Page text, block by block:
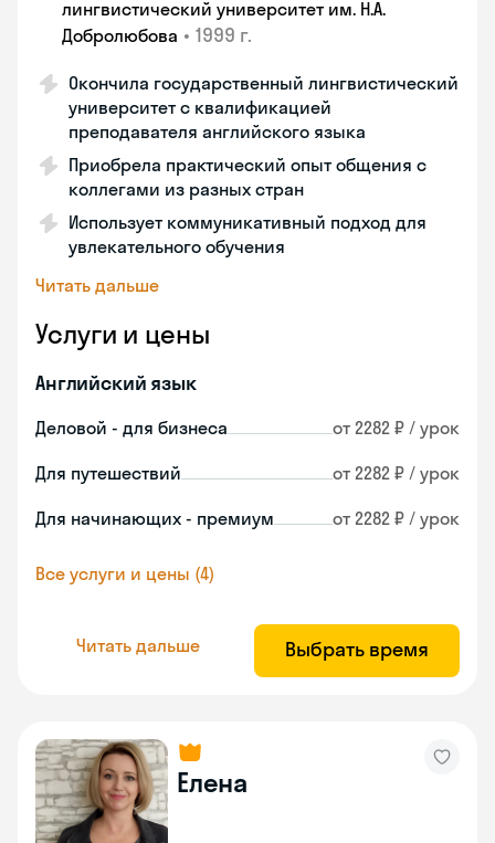
лингвистический университет им. Н.А.
Добролюбова • 1999 г.
Окончила государственный лингвистический
университет с квалификацией
преподавателя английского языка
Приобрела практический опыт общения с
коллегами из разных стран
Использует коммуникативный подход для
увлекательного обучения
Читать дальше
Услуги и цены
Английский язык
Деловой - для бизнеса от 2282 ₽ / урок
Для путешествий от 2282 ₽ / урок
Для начинающих - премиум от 2282 ₽ / урок
Все услуги и цены (4)
Читать дальше Выбрать время
Елена